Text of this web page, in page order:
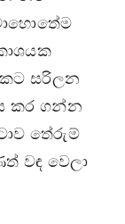
සරිලන
කර ගන්න
තේරුම්
වඳ වෙලා